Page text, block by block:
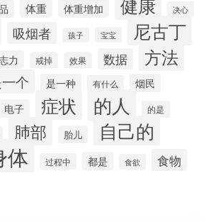
体重 体重增加 健康 决心
吸烟者 孩子 宝宝 尼古丁
力 戒掉 效果 数据 方法
个 是一种 有什么 烟民
电子 症状 的人 的是
肺部 胎儿 自己的
体 过程中 都是 食欲 食物